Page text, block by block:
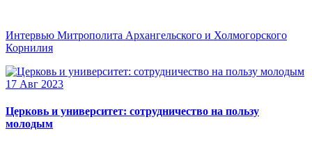
Интервью Митрополита Архангельского и Холмогорского
Корнилия
17 Авг 2023
Церковь и университет: сотрудничество на пользу
молодым